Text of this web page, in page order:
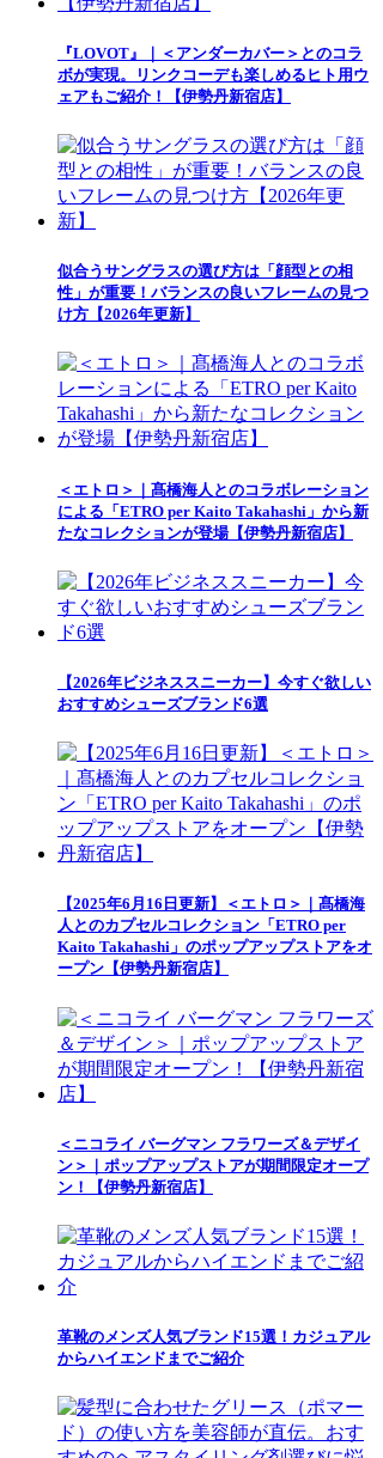
『LOVOT』｜＜アンダーカバー＞とのコラ
ボが実現。リンクコーデも楽しめるヒト用ウ
ェアもご紹介！【伊勢丹新宿店】
似合うサングラスの選び方は「顔型との相
性」が重要！バランスの良いフレームの見つ
け方【2026年更新】
＜エトロ＞｜髙橋海人とのコラボレーション
による「ETRO per Kaito Takahashi」から新
たなコレクションが登場【伊勢丹新宿店】
【2026年ビジネススニーカー】今すぐ欲しい
おすすめシューズブランド6選
【2025年6月16日更新】＜エトロ＞｜髙橋海
人とのカプセルコレクション「ETRO per
Kaito Takahashi」のポップアップストアをオ
ープン【伊勢丹新宿店】
＜ニコライ バーグマン フラワーズ＆デザイ
ン＞｜ポップアップストアが期間限定オープ
ン！【伊勢丹新宿店】
革靴のメンズ人気ブランド15選！カジュアル
からハイエンドまでご紹介